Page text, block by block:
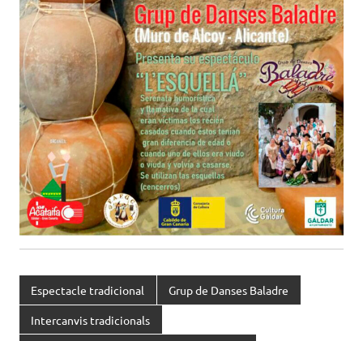
Espectacle tradicional Grup de Danses Baladre
Intercanvis tradicionals